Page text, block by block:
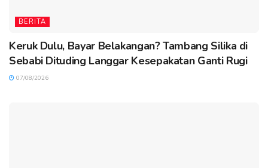
BERITA
Keruk Dulu, Bayar Belakangan? Tambang Silika di
Sebabi Dituding Langgar Kesepakatan Ganti Rugi
07/08/2026